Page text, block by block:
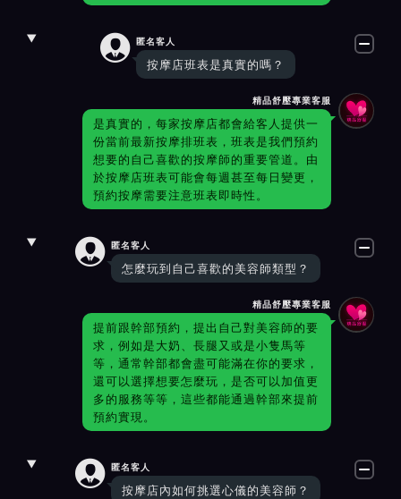
 匿名客人
按摩店班表是真實的嗎？
精品舒壓專業客服
是真實的，每家按摩店都會給客人提供一
份當前最新按摩排班表，班表是我們預約
想要的自己喜歡的按摩師的重要管道。由
於按摩店班表可能會每週甚至每日變更，
預約按摩需要注意班表即時性。
 匿名客人
怎麼玩到自己喜歡的美容師類型？
精品舒壓專業客服
提前跟幹部預約，提出自己對美容師的要
求，例如是大奶、長腿又或是小隻馬等
等，通常幹部都會盡可能滿在你的要求，
還可以選擇想要怎麼玩，是否可以加值更
多的服務等等，這些都能通過幹部來提前
預約實現。
 匿名客人
按摩店內如何挑選心儀的美容師？